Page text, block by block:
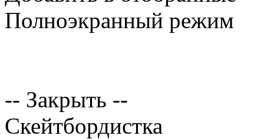
Полноэкранный режим
-- Закрыть --
Скейтбордистка